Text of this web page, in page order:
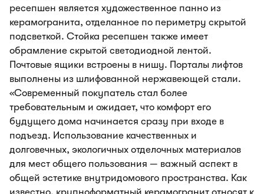
ресепшен является художественное панно из
керамогранита, отделанное по периметру скрытой
подсветкой. Стойка ресепшен также имеет
обрамление скрытой светодиодной лентой.
Почтовые ящики встроены в нишу. Порталы лифтов
выполнены из шлифованной нержавеющей стали.
«Современный покупатель стал более
требовательным и ожидает, что комфорт его
будущего дома начинается сразу при входе в
подъезд. Использование качественных и
долговечных, экологичных отделочных материалов
для мест общего пользования — важный аспект в
общей эстетике внутридомового пространства. Как